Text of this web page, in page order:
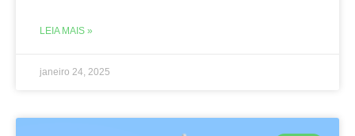
LEIA MAIS »
janeiro 24, 2025